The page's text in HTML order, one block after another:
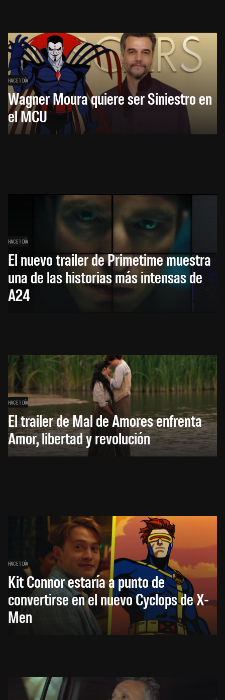
HACE 1 DÍA
Wagner Moura quiere ser Siniestro en
el MCU
HACE 1 DÍA
El nuevo trailer de Primetime muestra
una de las historias más intensas de
A24
HACE 1 DÍA
El trailer de Mal de Amores enfrenta
Amor, libertad y revolución
HACE 1 DÍA
Kit Connor estaría a punto de
convertirse en el nuevo Cyclops de X-
Men